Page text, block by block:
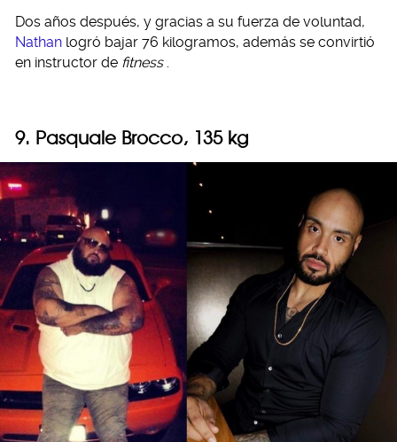
Dos años después, y gracias a su fuerza de voluntad,
Nathan logró bajar 76 kilogramos, además se convirtió
en instructor de fitness
9. Pasquale Brocco, 135 kg